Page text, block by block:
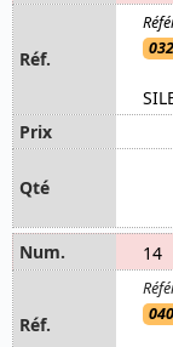
14